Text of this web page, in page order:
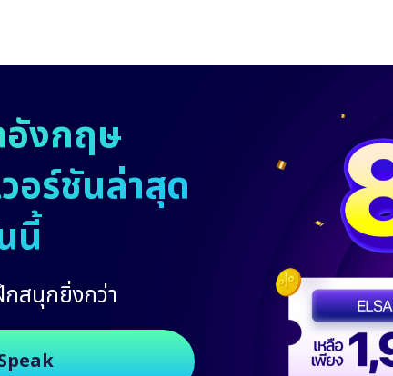
งกฤษ
อร์ชันล่าสุด
นี้
สนุกยิ่งกว่า